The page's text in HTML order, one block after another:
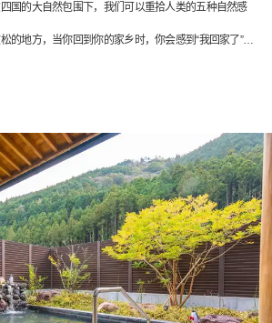
国的大自然包围下，我们可以重拾人类的五种自然感
的地方，当你回到你的家乡时，你会感到“我回家了”…